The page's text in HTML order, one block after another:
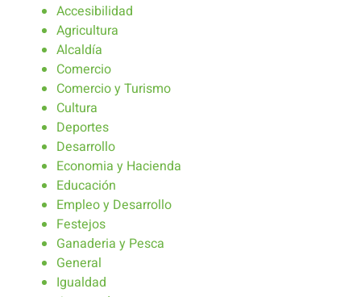
Accesibilidad
Agricultura
Alcaldía
Comercio
Comercio y Turismo
Cultura
Deportes
Desarrollo
Economia y Hacienda
Educación
Empleo y Desarrollo
Festejos
Ganaderia y Pesca
General
Igualdad